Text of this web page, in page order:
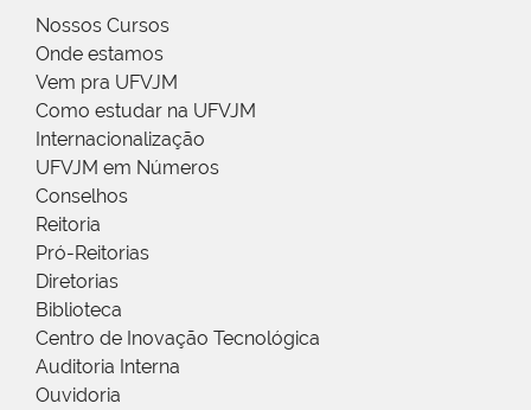
Nossos Cursos
Onde estamos
Vem pra UFVJM
Como estudar na UFVJM
Internacionalização
UFVJM em Números
Conselhos
Reitoria
Pró-Reitorias
Diretorias
Biblioteca
Centro de Inovação Tecnológica
Auditoria Interna
Ouvidoria